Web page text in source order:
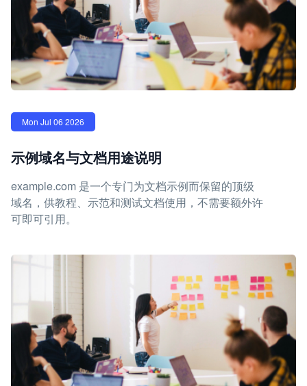
Mon Jul 06 2026
示例域名与文档用途说明
example.com 是一个专门为文档示例而保留的顶级
域名，供教程、示范和测试文档使用，不需要额外许
可即可引用。